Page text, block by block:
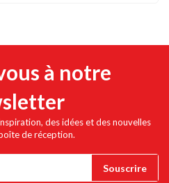
à notre
des idées et des nouvelles
de réception.